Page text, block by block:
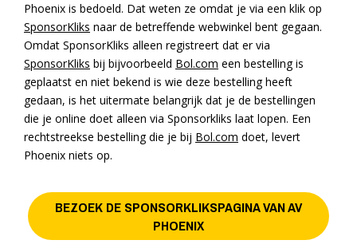
Phoenix is bedoeld. Dat weten ze omdat je via een klik op
SponsorKliks naar de betreffende webwinkel bent gegaan.
Omdat SponsorKliks alleen registreert dat er via
SponsorKliks bij bijvoorbeeld Bol.com een bestelling is
geplaatst en niet bekend is wie deze bestelling heeft
gedaan, is het uitermate belangrijk dat je de bestellingen
die je online doet alleen via Sponsorkliks laat lopen. Een
rechtstreekse bestelling die je bij Bol.com doet, levert
Phoenix niets op.
BEZOEK DE SPONSORKLIKSPAGINA VAN AV
PHOENIX